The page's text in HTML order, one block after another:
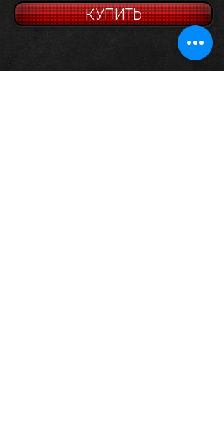
КУПИТЬ
черный+темно
коричневый+к